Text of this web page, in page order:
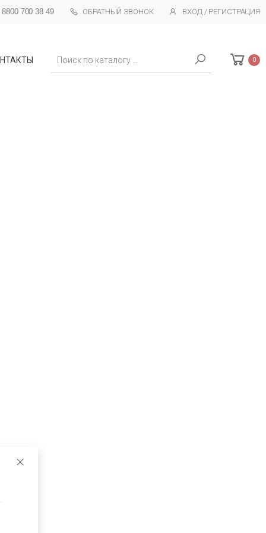
700 38 49 ОБРАТНЫЙ ЗВОНОК ВХОД / РЕГИСТРАЦИЯ
0